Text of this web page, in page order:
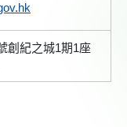
創紀之城1期1座